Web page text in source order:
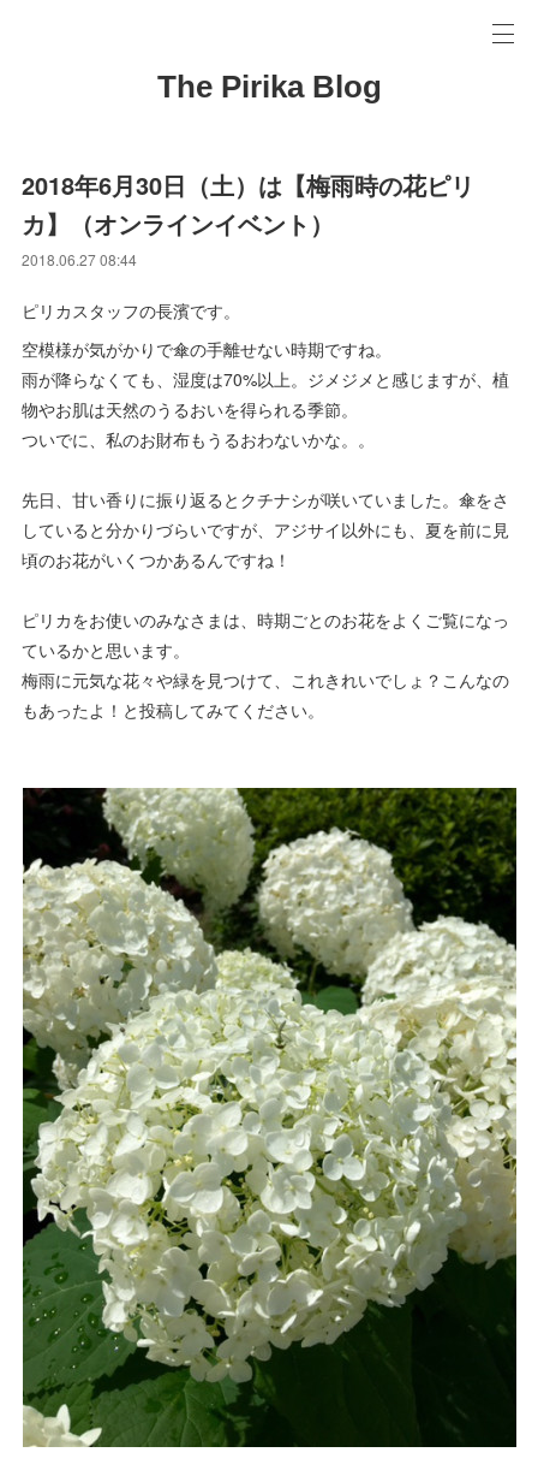
The Pirika Blog
2018年6月30日（土）は【梅雨時の花ピリ
カ】（オンラインイベント）
2018.06.27 08:44
ピリカスタッフの長濱です。
空模様が気がかりで傘の手離せない時期ですね。
雨が降らなくても、湿度は70%以上。ジメジメと感じますが、植
物やお肌は天然のうるおいを得られる季節。
ついでに、私のお財布もうるおわないかな。。
先日、甘い香りに振り返るとクチナシが咲いていました。傘をさ
していると分かりづらいですが、アジサイ以外にも、夏を前に見
頃のお花がいくつかあるんですね！
ピリカをお使いのみなさまは、時期ごとのお花をよくご覧になっ
ているかと思います。
梅雨に元気な花々や緑を見つけて、これきれいでしょ？こんなの
もあったよ！と投稿してみてください。